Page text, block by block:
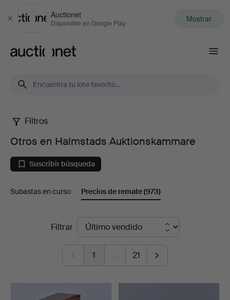
Cerrar
Auctionet
Disponible en Google Play Mostrar
Otros
en
Halmstads
Auktionskammare
Filtros
Otros en Halmstads Auktionskammare
Suscribir búsqueda
Subastas en curso Precios de remate(973)
Filtrar
1 … 21